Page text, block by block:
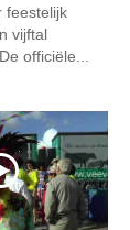
feestelijk
vijftal
officiële...